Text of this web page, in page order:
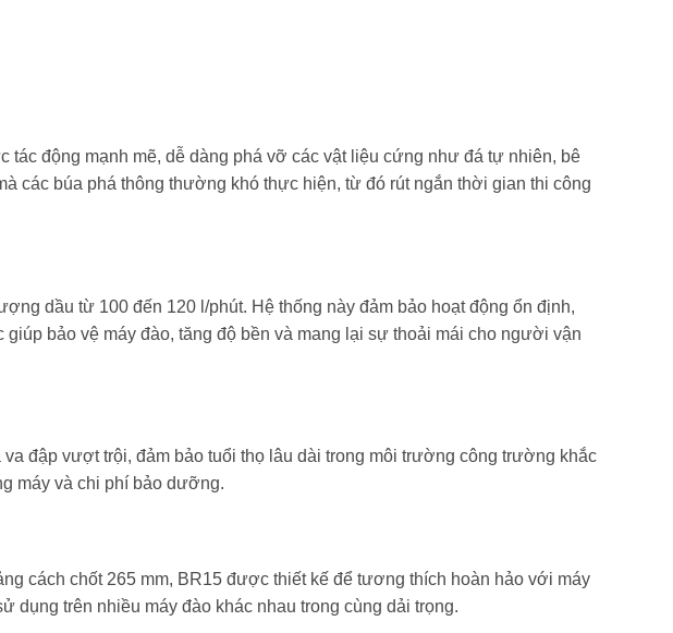
tác động mạnh mẽ, dễ dàng phá vỡ các vật liệu cứng như đá tự nhiên, bê
các búa phá thông thường khó thực hiện, từ đó rút ngắn thời gian thi công
dầu từ 100 đến 120 l/phút. Hệ thống này đảm bảo hoạt động ổn định,
bảo vệ máy đào, tăng độ bền và mang lại sự thoải mái cho người vận
va đập vượt trội, đảm bảo tuổi thọ lâu dài trong môi trường công trường khắc
máy và chi phí bảo dưỡng.
cách chốt 265 mm, BR15 được thiết kế để tương thích hoàn hảo với máy
dụng trên nhiều máy đào khác nhau trong cùng dải trọng.